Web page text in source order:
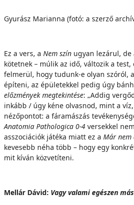
Gyurász Marianna (fotó: a szerző
Ez a vers, a Nem szín ugyan lezárul,
kötetnek – múlik az idő, változik a
felmerül, hogy tudunk-e olyan szóról,
építeni, az épületekkel pedig úgy
előzmények megtekintése: „Addig
inkább / úgy kéne olvasnod, mint a
nézőpontot: a fáramászás
Anatomia Pathologica 0-4 versekkel
asszociációk játéka miatt ez a Már nem
kevesebb néha több – hogy egy
mit kíván közvetíteni.
Mellár Dávid: Vagy valami egészen más